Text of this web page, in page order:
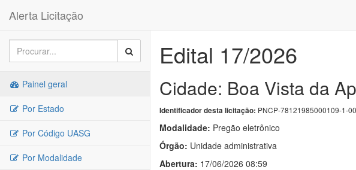
Alerta Licitação
Painel geral
Por Estado
Por Código UASG
Por Modalidade
Edital 17/2026
Cidade: Boa Vista da
Identificador desta licitação: PNCP-78121985000109-1-
Modalidade: Pregão eletrônico
Órgão: Unidade administrativa
Abertura: 17/06/2026 08:59